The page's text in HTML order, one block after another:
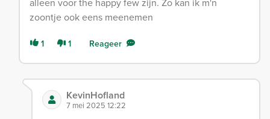
alleen voor the happy few zijn. Zo kan ik m'n
zoontje ook eens meenemen
1 1 Reageer
KevinHofland
7 mei 2025 12:22